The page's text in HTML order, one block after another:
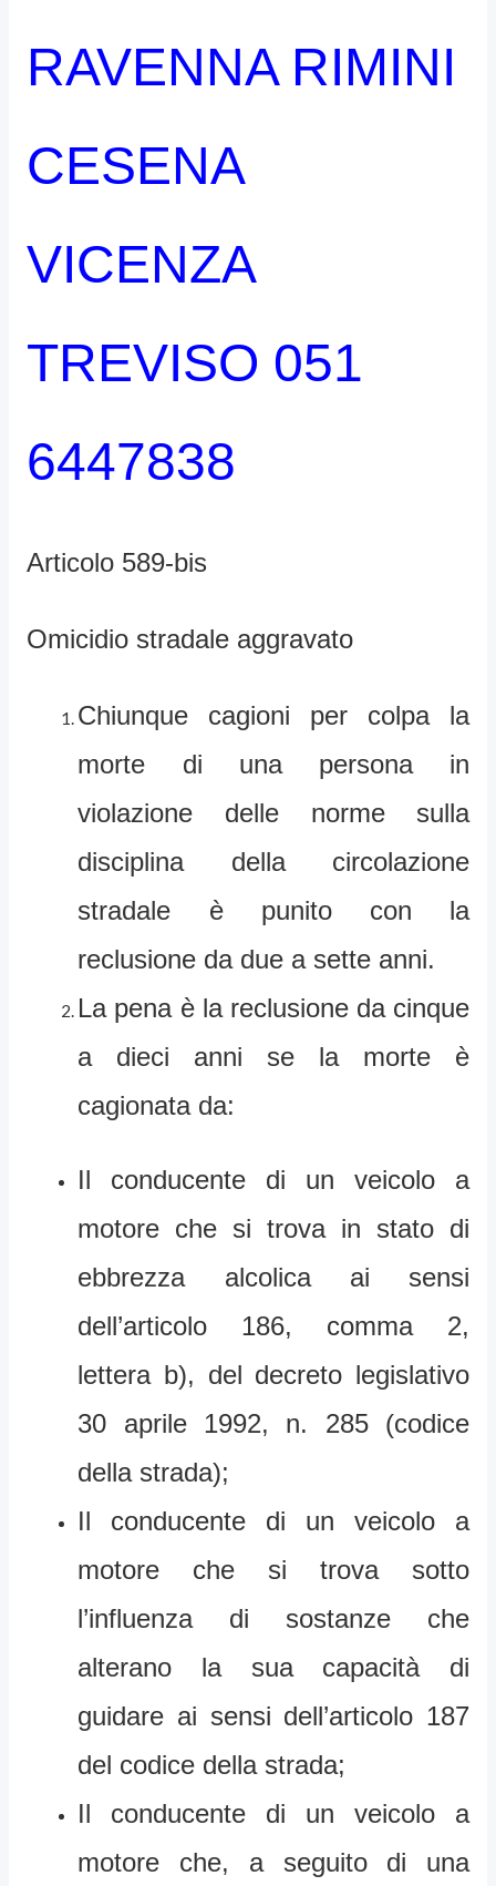
RAVENNA RIMINI
CESENA
VICENZA
TREVISO 051
6447838
Articolo 589-bis
Omicidio stradale aggravato
Chiunque cagioni per colpa la
morte di una persona in
violazione delle norme sulla
disciplina della circolazione
stradale è punito con la
reclusione da due a sette anni.
La pena è la reclusione da cinque
a dieci anni se la morte è
cagionata da:
Il conducente di un veicolo a
motore che si trova in stato di
ebbrezza alcolica ai sensi
dell’articolo 186, comma 2,
lettera b), del decreto legislativo
30 aprile 1992, n. 285 (codice
della strada);
Il conducente di un veicolo a
motore che si trova sotto
l’influenza di sostanze che
alterano la sua capacità di
guidare ai sensi dell’articolo 187
del codice della strada;
Il conducente di un veicolo a
motore che, a seguito di una